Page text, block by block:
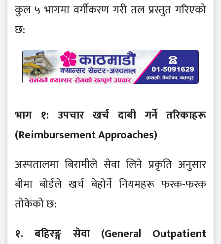
कुल ५ भागमा वर्गीकरण गरी तल प्रस्तुत गरिएको
छ:
भाग १: उपचार खर्च दाबी गर्ने तरिकाहरू
(Reimbursement Approaches)
अस्पतालमा बिरामीले सेवा लिने प्रकृति अनुसार
बीमा बोर्डले खर्च बेहोर्ने नियमहरू फरक-फरक
तोकेको छ:
१. बहिरङ्ग सेवा (General Outpatient